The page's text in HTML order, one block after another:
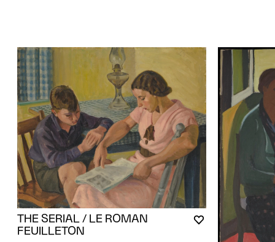
VOUS DEVEZ
FERMER LA
OUVRIR LA
THE SERIAL / LE ROMAN
FEUILLETON